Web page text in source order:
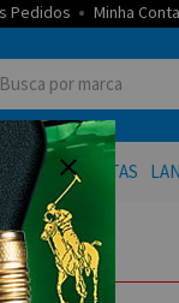
Pedidos Minha Conta
OFERTAS